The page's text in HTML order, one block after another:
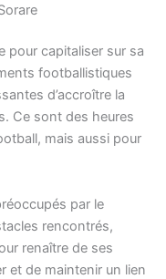
pour capitaliser sur sa
footballistiques
d’accroître la
Ce sont des heures
mais aussi pour
par le
rencontrés,
renaître de ses
et de maintenir un lien